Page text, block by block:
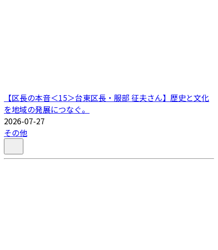
【区長の本音＜15＞台東区長・服部 征夫さん】歴史と文化
を地域の発展につなぐ。
2026-07-27
その他